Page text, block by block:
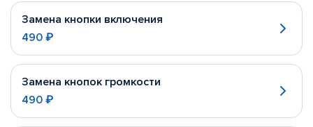
Замена кнопки включения
490 ₽
Замена кнопок громкости
490 ₽